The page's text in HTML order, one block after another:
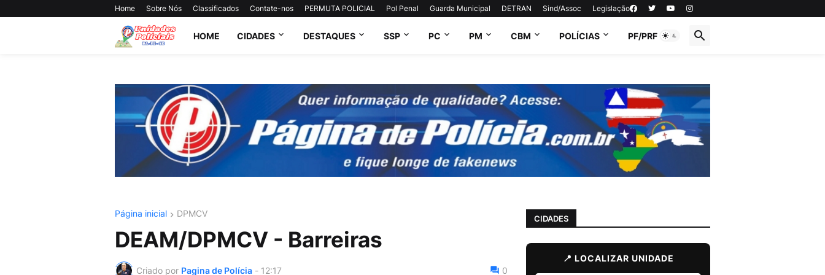
Home Sobre Nós Classificados Contate-nos PERMUTA POLICIAL Pol Penal Guarda Municipal DETRAN Sind/Assoc Legislação
HOME CIDADES DESTAQUES SSP PC PM CBM POLÍCIAS PF/PRF
Página inicial DPMCV
DEAM/DPMCV - Barreiras
Criado por Pagina de Polícia - 12:17 0
CIDADES
📍 LOCALIZAR UNIDADE